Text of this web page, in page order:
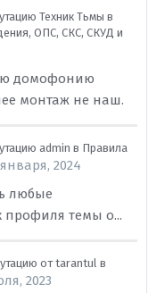
Техник Тьмы в
ОПС, СКС, СКУД и
домофонию
монтаж не наш.
admin в Правила
2024
любые
профиля темы о...
отtarantul в
2023